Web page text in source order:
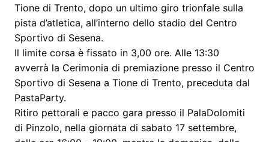
Tione di Trento, dopo un ultimo giro trionfale sulla
pista d’atletica, all’interno dello stadio del Centro
Sportivo di Sesena.
Il limite corsa è fissato in 3,00 ore. Alle 13:30
avverrà la Cerimonia di premiazione presso il Centro
Sportivo di Sesena a Tione di Trento, preceduta dal
PastaParty.
Ritiro pettorali e pacco gara presso il PalaDolomiti
di Pinzolo, nella giornata di sabato 17 settembre,